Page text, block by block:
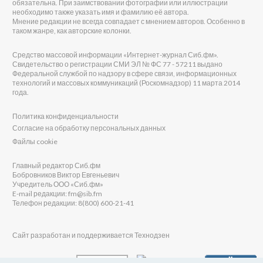
обязательна. При заимствовании фотографии или иллюстрации
необходимо также указать имя и фамилию её автора.
Мнение редакции не всегда совпадает с мнением авторов. Особенно в
таком жанре, как авторские колонки.
Средство массовой информации «Интернет-журнал Сиб.фм».
Свидетельство о регистрации СМИ ЭЛ № ФС 77 - 57211 выдано
Федеральной службой по надзору в сфере связи, информационных
технологий и массовых коммуникаций (Роскомнадзор) 11 марта 2014
года.
Политика конфиденциальности
Согласие на обработку персональных данных
Файлы cookie
Главный редактор Сиб.фм
Бобровников Виктор Евгеньевич
Учредитель ООО «Сиб.фм»
E-mail редакции: fm@sib.fm
Телефон редакции: 8(800) 600-21-41
Сайт разработан и поддерживается Технодзен